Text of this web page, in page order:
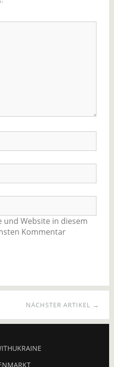
und Website in diesem
Kommentar
NÄCHSTER ARTIKEL →